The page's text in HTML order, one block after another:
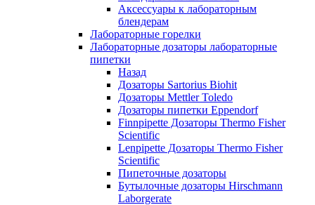
Аксессуары к лабораторным
блендерам
Лабораторные горелки
Лабораторные дозаторы лабораторные
пипетки
Назад
Дозаторы Sartorius Biohit
Дозаторы Mettler Toledo
Дозаторы пипетки Eppendorf
Finnpipette Дозаторы Thermo Fisher
Scientific
Lenpipette Дозаторы Thermo Fisher
Scientific
Пипеточные дозаторы
Бутылочные дозаторы Hirschmann
Laborgerate